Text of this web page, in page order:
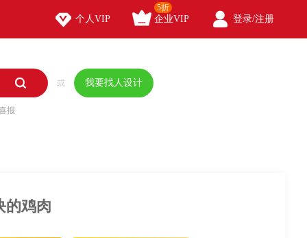
 个人VIP  企业VIP
5折
 登录/注册
 或 我要找人设计
报
的鸡肉